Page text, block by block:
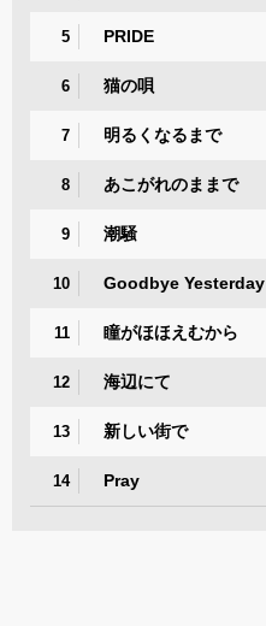
5 PRIDE
6 猫の唄
7 明るくなるまで
8 あこがれのままで
9 潮騒
10 Goodbye Yesterday
11 瞳がほほえむから
12 海辺にて
13 新しい街で
14 Pray